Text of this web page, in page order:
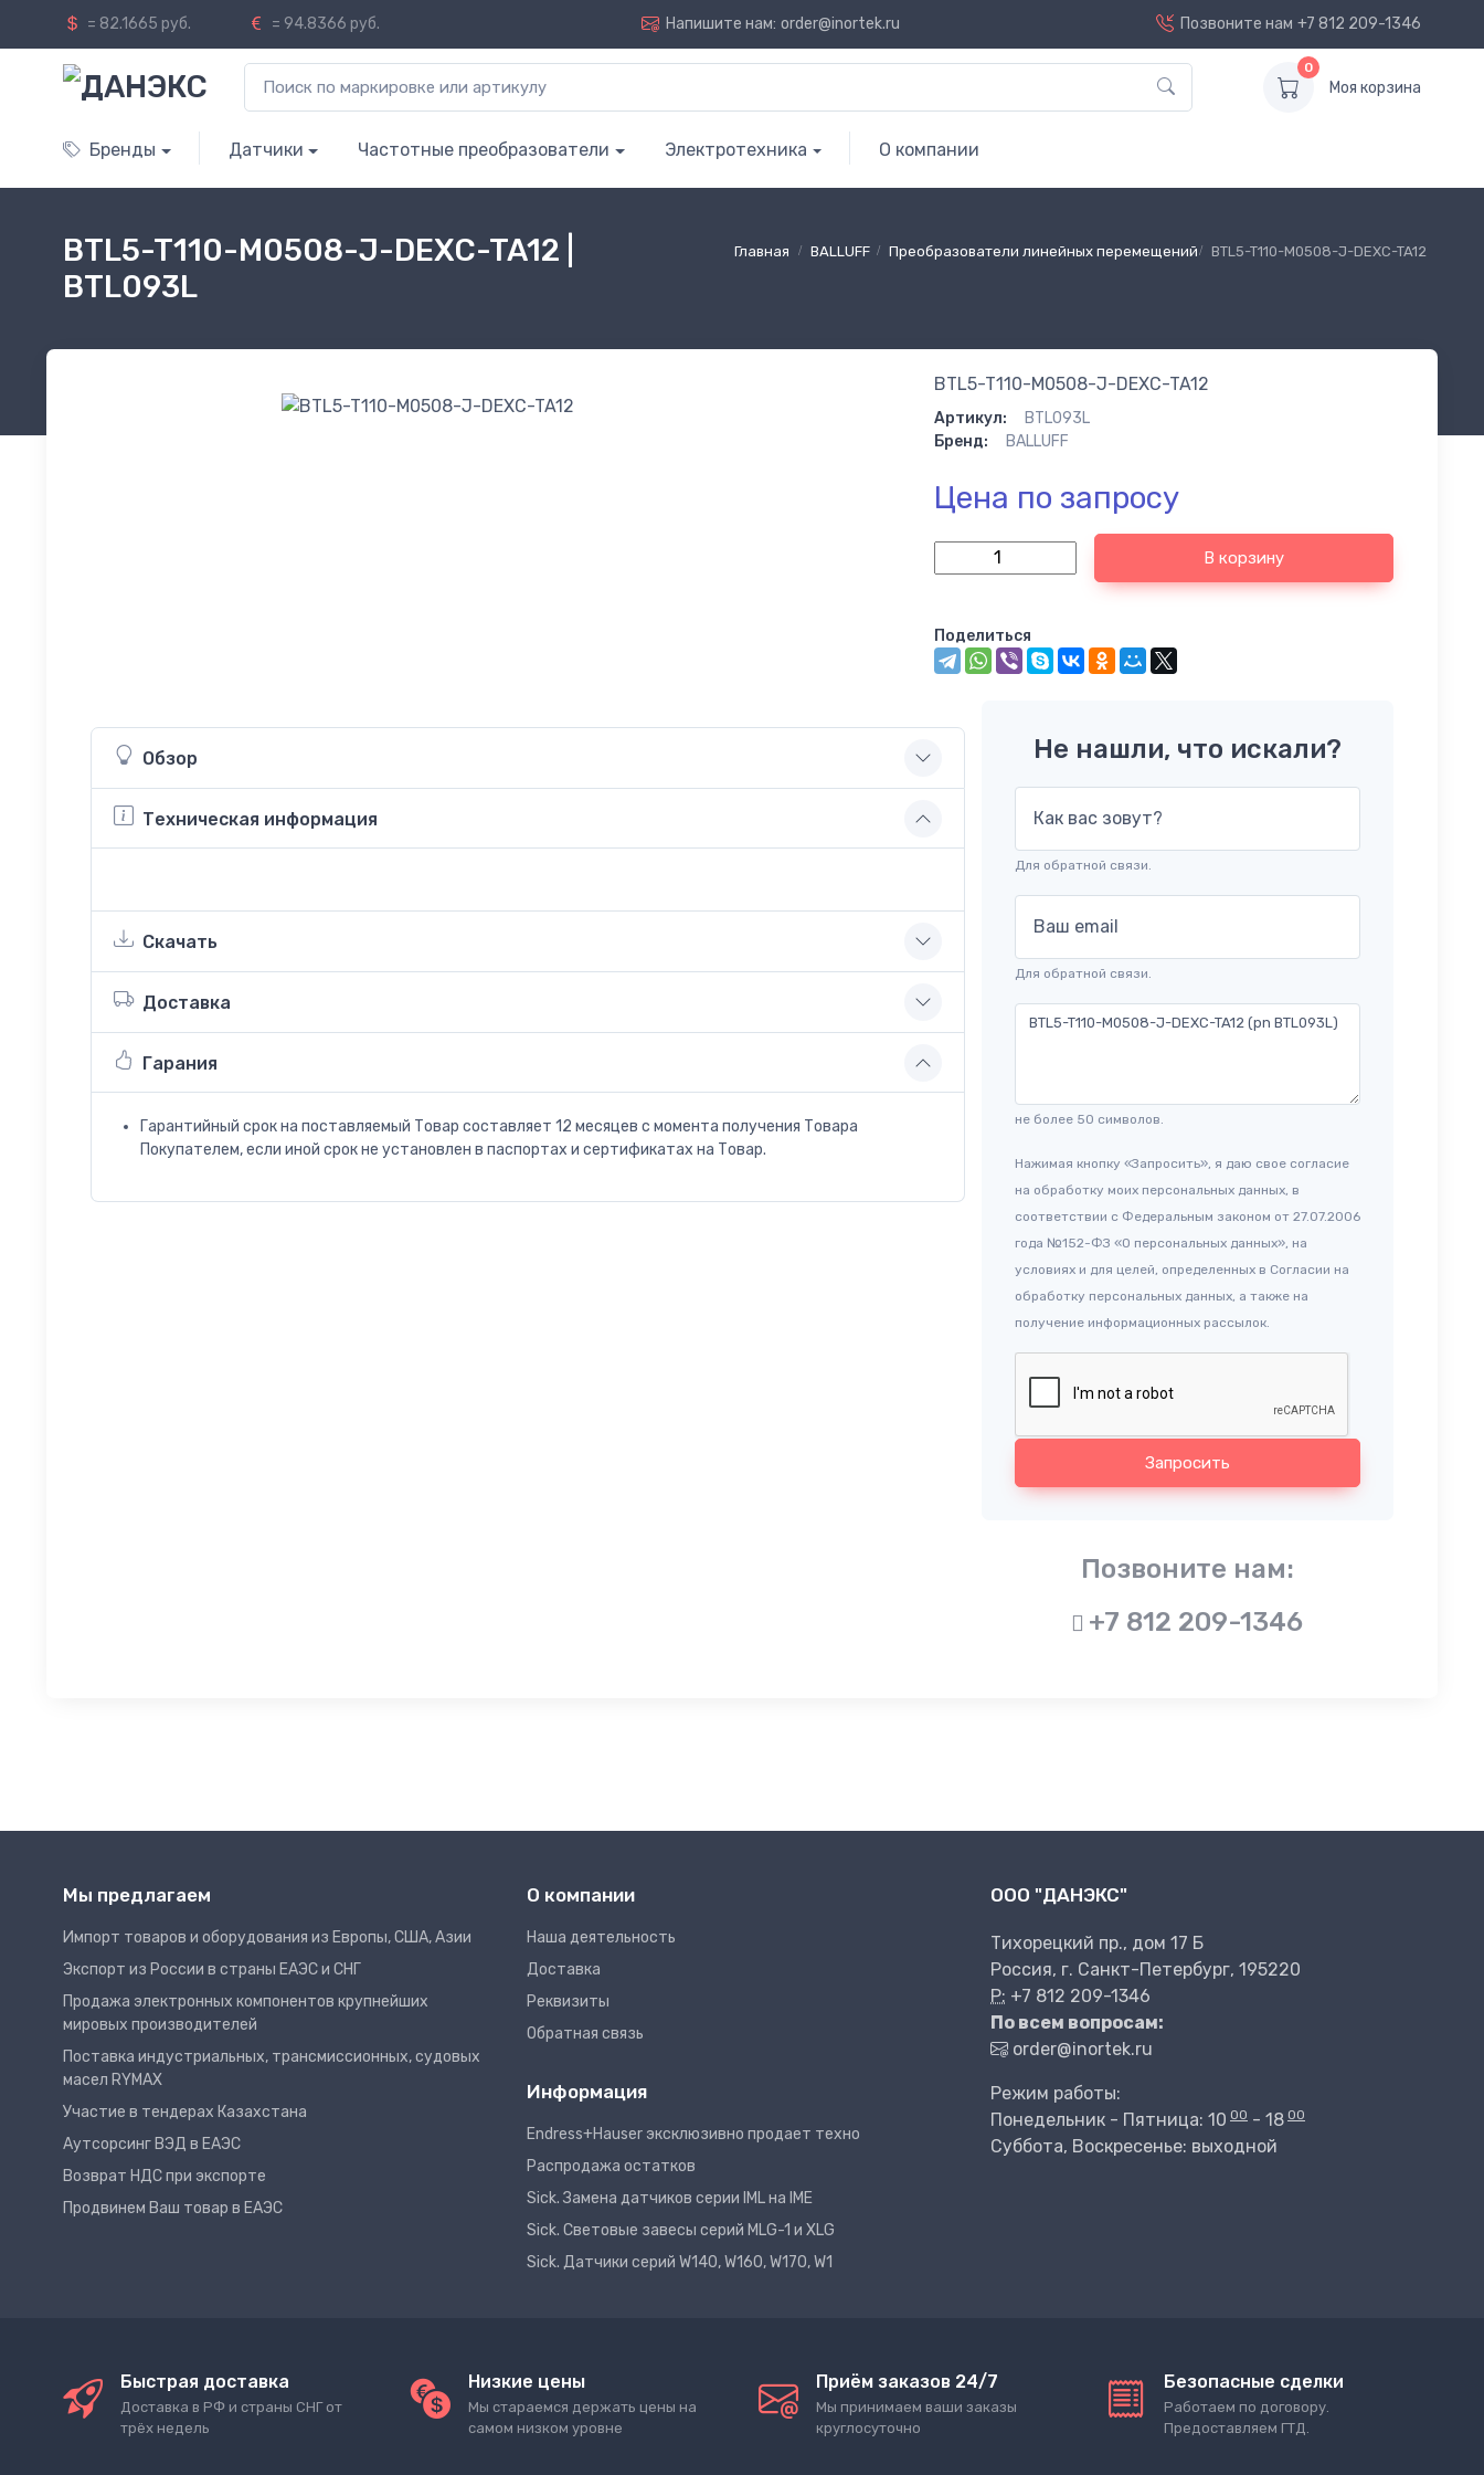
= 82.1665 руб. = 94.8366 руб. Напишите нам: order@inortek.ru Позвоните нам +7 812 209-1346
0
Моя корзина
Бренды Датчики Частотные преобразователи Электротехника О компании
Главная BALLUFF Преобразователи линейных перемещений BTL5-T110-M0508-J-DEXC-TA12
BTL5-T110-M0508-J-DEXC-TA12 |
BTL093L
BTL5-T110-M0508-J-DEXC-TA12
Артикул:
BTL093L
Бренд:
BALLUFF
Цена по запросу
В корзину
Поделиться
Обзор
Техническая информация
Скачать
Доставка
Гарания
Гарантийный срок на поставляемый Товар составляет 12 месяцев с момента получения Товара
Покупателем, если иной срок не установлен в паспортах и сертификатах на Товар.
Не нашли, что искали?
Как вас зовут?
Для обратной связи.
Ваш email
Для обратной связи.
не более 50 символов.
Нажимая кнопку «Запросить», я даю свое согласие
на обработку моих персональных данных, в
соответствии с Федеральным законом от 27.07.2006
года №152-ФЗ «О персональных данных», на
условиях и для целей, определенных в Согласии на
обработку персональных данных, а также на
получение информационных рассылок.
Запросить
Позвоните нам:
+7 812 209-1346
Мы предлагаем
Импорт товаров и оборудования из Европы, США, Азии
Экспорт из России в страны ЕАЭС и СНГ
Продажа электронных компонентов крупнейших
мировых производителей
Поставка индустриальных, трансмиссионных, судовых
масел RYMAX
Участие в тендерах Казахстана
Аутсорсинг ВЭД в ЕАЭС
Возврат НДС при экспорте
Продвинем Ваш товар в ЕАЭС
О компании
Наша деятельность
Доставка
Реквизиты
Обратная связь
Информация
Endress+Hauser эксклюзивно продает техно
Распродажа остатков
Sick. Замена датчиков серии IML на IME
Sick. Световые завесы серий MLG-1 и XLG
Sick. Датчики серий W140, W160, W170, W1
ООО "ДАНЭКС"
Тихорецкий пр., дом 17 Б
Россия, г. Санкт-Петербург, 195220
P: +7 812 209-1346
По всем вопросам:
order@inortek.ru
Режим работы:
Понедельник - Пятница: 10 00 - 18 00
Суббота, Воскресенье: выходной
Быстрая доставка
Доставка в РФ и страны СНГ от
трёх недель
Низкие цены
Мы стараемся держать цены на
самом низком уровне
Приём заказов 24/7
Мы принимаем ваши заказы
круглосуточно
Безопасные сделки
Работаем по договору.
Предоставляем ГТД.